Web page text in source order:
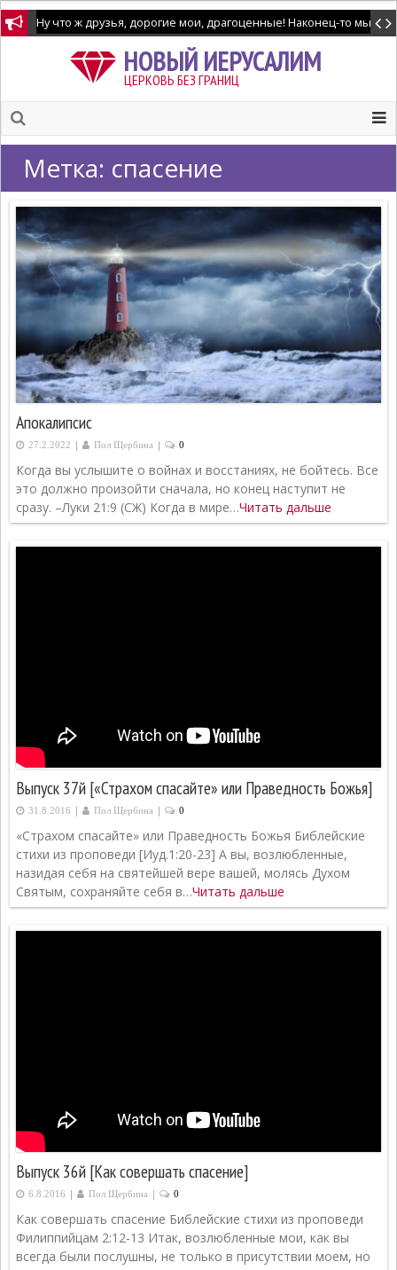
Ну что ж друзья, дорогие мои, драгоценные! Наконец-то мы
НОВЫЙ ИЕРУСАЛИМ
ЦЕРКОВЬ БЕЗ ГРАНИЦ
Метка: спасение
Апокалипсис
27.2.2022 | Пол Щербина | 0
Когда вы услышите о войнах и восстаниях, не бойтесь. Все
это должно произойти сначала, но конец наступит не
сразу. –Луки 21:9 (СЖ) Когда в мире…Читать дальше
Выпуск 37й [«Страхом спасайте» или Праведность Божья]
31.8.2016 | Пол Щербина | 0
«Страхом спасайте» или Праведность Божья Библейские
стихи из проповеди [Иуд.1:20-23] А вы, возлюбленные,
назидая себя на святейшей вере вашей, молясь Духом
Святым, сохраняйте себя в…Читать дальше
Выпуск 36й [Как совершать спасение]
6.8.2016 | Пол Щербина | 0
Как совершать спасение Библейские стихи из проповеди
Филиппийцам 2:12-13 Итак, возлюбленные мои, как вы
всегда были послушны, не только в присутствии моем, но